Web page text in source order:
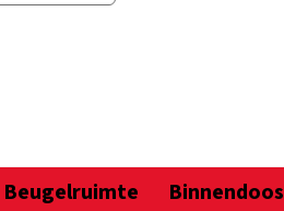
Beugelruimte Binnendoos